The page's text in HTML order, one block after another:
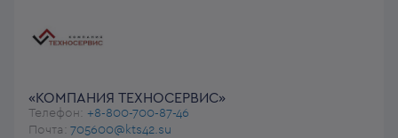
«КОМПАНИЯ ТЕХНОСЕРВИС»
Телефон: +8-800-700-87-46
Почта: 705600@kts42.su